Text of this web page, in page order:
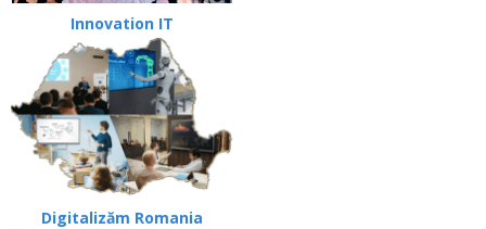
Innovation IT
Digitalizăm Romania